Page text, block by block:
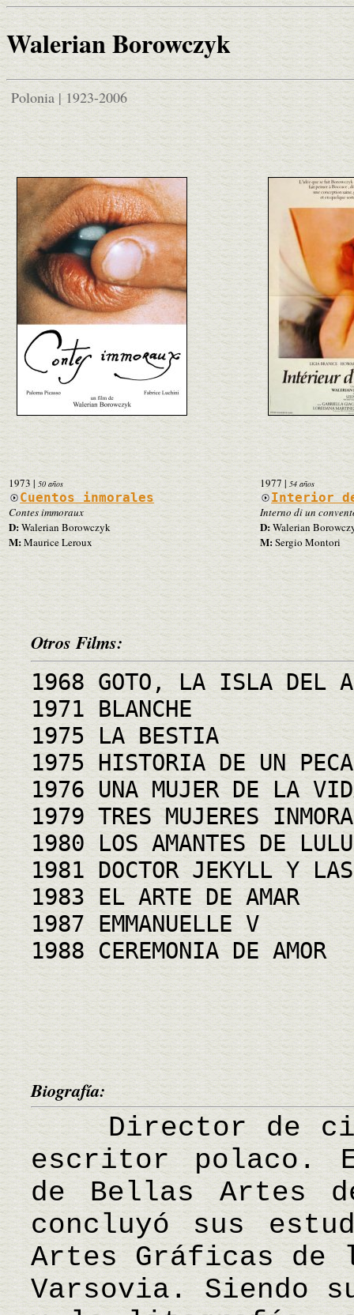
Walerian Borowczyk
Polonia | 1923-2006
1973 | 50 años
Cuentos inmorales
Contes immoraux
D:Walerian Borowczyk
M:Maurice Leroux
1977 |54 años
Interior de
Interno di un
D:Walerian
M:Sergio Montori
Otros Films:
1968 GOTO, LA ISLA DEL
1971 BLANCHE
1975 LA BESTIA
1975 HISTORIA DE UN
1976 UNA MUJER DE LA
1979 TRES MUJERES
1980 LOS AMANTES DE LULU
1981 DOCTOR JEKYLL Y LAS
1983 EL ARTE DE AMAR
1987 EMMANUELLE V
1988 CEREMONIA DE AMOR
Biografía:
Director de
escritor polaco.
de Bellas Artes
concluyó sus
Artes Gráficas de
Varsovia. Siendo